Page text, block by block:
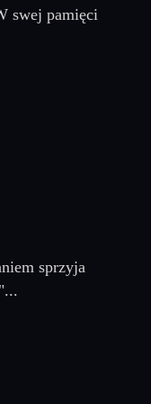
swej pamięci
sprzyja